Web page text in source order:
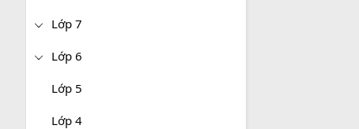
Lớp 7
Lớp 6
Lớp 5
Lớp 4